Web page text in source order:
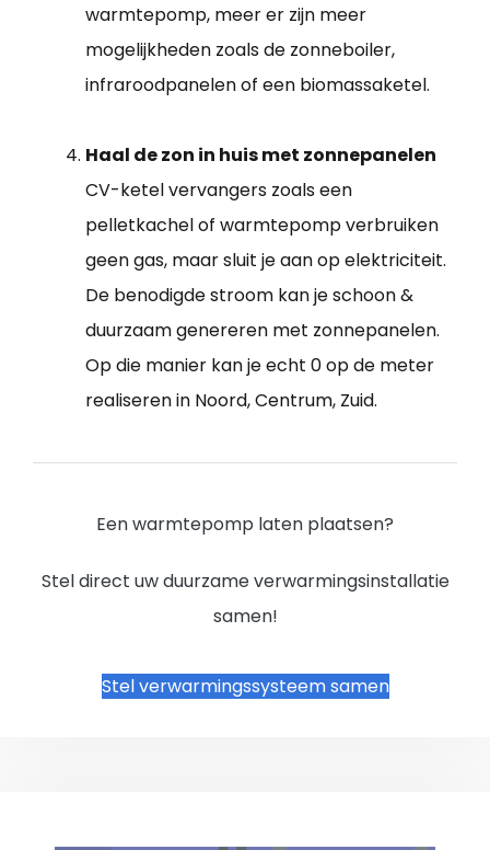
warmtepomp, meer er zijn meer
mogelijkheden zoals de zonneboiler,
infraroodpanelen of een biomassaketel.
Haal de zon in huis met zonnepanelen
CV-ketel vervangers zoals een
pelletkachel of warmtepomp verbruiken
geen gas, maar sluit je aan op elektriciteit.
De benodigde stroom kan je schoon &
duurzaam genereren met zonnepanelen.
Op die manier kan je echt 0 op de meter
realiseren in Noord, Centrum, Zuid.
Een warmtepomp laten plaatsen?
Stel direct uw duurzame verwarmingsinstallatie
samen!
Stel verwarmingssysteem samen